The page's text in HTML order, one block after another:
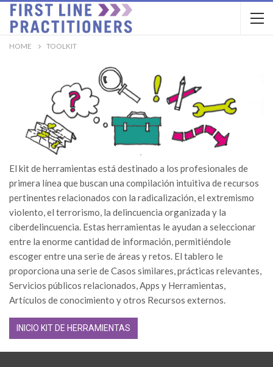
HOME TOOLKIT
El kit de herramientas está destinado a los profesionales de
primera línea que buscan una compilación intuitiva de recursos
pertinentes relacionados con la radicalización, el extremismo
violento, el terrorismo, la delincuencia organizada y la
ciberdelincuencia. Estas herramientas le ayudan a seleccionar
entre la enorme cantidad de información, permitiéndole
escoger entre una serie de áreas y retos. El tablero le
proporciona una serie de Casos similares, prácticas relevantes,
Servicios públicos relacionados, Apps y Herramientas,
Artículos de conocimiento y otros Recursos externos.
INICIO KIT DE HERRAMIENTAS